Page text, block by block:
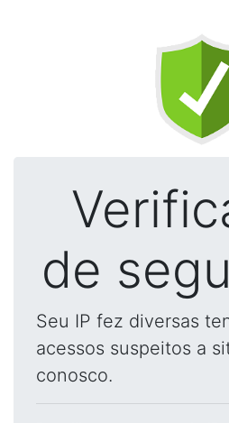
de
Seu IP fez diversas
acessos suspeitos a
conosco.